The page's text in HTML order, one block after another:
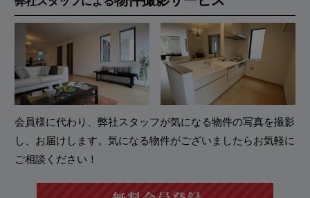
会員様に代わり、弊社スタッフが気になる物件の写真を撮影
し、お届けします。気になる物件がございましたらお気軽に
ご相談ください！